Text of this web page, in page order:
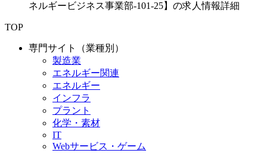
ネルギービジネス事業部-101-25】の求人情報詳細
TOP
専門サイト（業種別）
製造業
エネルギー関連
エネルギー
インフラ
プラント
化学・素材
IT
Webサービス・ゲーム